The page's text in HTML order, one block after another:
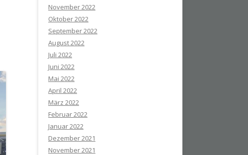
November 2022
Oktober 2022
September 2022
August 2022
Juli 2022
Juni 2022
Mai 2022
April 2022
März 2022
Februar 2022
Januar 2022
Dezember 2021
November 2021